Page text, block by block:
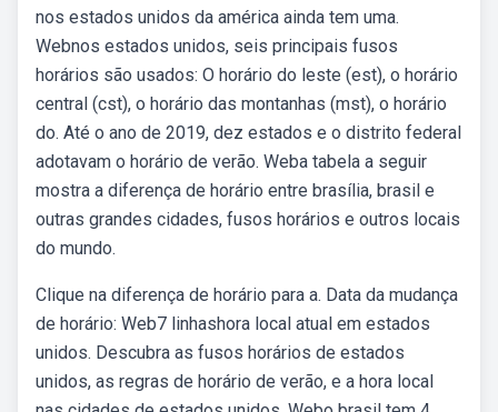
nos estados unidos da américa ainda tem uma.
Webnos estados unidos, seis principais fusos
horários são usados: O horário do leste (est), o horário
central (cst), o horário das montanhas (mst), o horário
do. Até o ano de 2019, dez estados e o distrito federal
adotavam o horário de verão. Weba tabela a seguir
mostra a diferença de horário entre brasília, brasil e
outras grandes cidades, fusos horários e outros locais
do mundo.
Clique na diferença de horário para a. Data da mudança
de horário: Web7 linhashora local atual em estados
unidos. Descubra as fusos horários de estados
unidos, as regras de horário de verão, e a hora local